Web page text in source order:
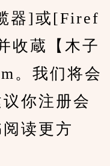
器]或[Firef
收蔵【木子
。我们将会
你注册会
读更方